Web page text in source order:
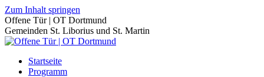
Zum Inhalt springen
Offene Tür | OT Dortmund
Gemeinden St. Liborius und St. Martin
Startseite
Programm